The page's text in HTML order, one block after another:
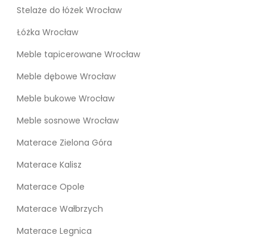
Stelaże do łóżek Wrocław
Łóżka Wrocław
Meble tapicerowane Wrocław
Meble dębowe Wrocław
Meble bukowe Wrocław
Meble sosnowe Wrocław
Materace Zielona Góra
Materace Kalisz
Materace Opole
Materace Wałbrzych
Materace Legnica